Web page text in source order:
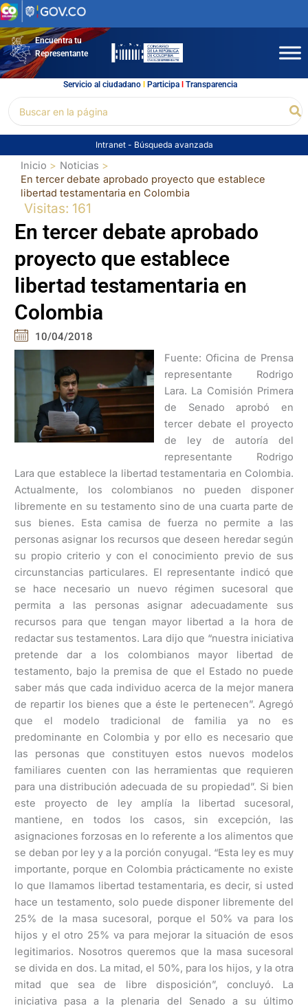
Ir
al
contenidoEncuentra tu
Representante
Servicio al ciudadano l Participal Transparencia
por:
Intranet - Búsqueda avanzada
Inicio
Noticias
En tercer debate aprobado proyecto que establece
libertad testamentaria en Colombia
Visitas: 161
En tercer debate aprobado
proyecto que establece
libertad testamentaria en
Colombia
10/04/2018
Fuente: Oficina de Prensa
representante Rodrigo
Lara. La Comisión Primera
de Senado aprobó en
tercer debate el proyecto
de ley de autoría del
representante Rodrigo
Lara que establece la libertad testamentaria en Colombia.
Actualmente, los colombianos no pueden disponer
libremente en su testamento sino de una cuarta parte de
sus bienes. Esta camisa de fuerza no permite a las
personas asignar los recursos que deseen heredar según
su propio criterio y con el conocimiento previo de sus
circunstancias particulares. El representante indicó que
se hace necesario un nuevo régimen sucesoral que
permita a las personas asignar adecuadamente sus
recursos para que tengan mayor libertad a la hora de
redactar sus testamentos. Lara dijo que “nuestra iniciativa
pretende dar a los colombianos mayor libertad de
testamento, bajo la premisa de que el Estado no puede
saber más que cada individuo acerca de la mejor manera
de repartir los bienes que a éste le pertenecen”. Agregó
que el modelo tradicional de familia ya no es
predominante en Colombia y por ello es necesario que
las personas que constituyen estos nuevos modelos
familiares cuenten con las herramientas que requieren
para una distribución adecuada de su propiedad”. Si bien
este proyecto de ley amplía la libertad sucesoral,
mantiene, en todos los casos, sin excepción, las
asignaciones forzosas en lo referente a los alimentos que
se deban por ley y a la porción conyugal. “Esta ley es muy
importante, porque en Colombia prácticamente no existe
lo que llamamos libertad testamentaria, es decir, si usted
hace un testamento, solo puede disponer libremente del
25% de la masa sucesoral, porque el 50% va para los
hijos y el otro 25% va para mejorar la situación de esos
legitimarios. Nosotros queremos que la masa sucesoral
se divida en dos. La mitad, el 50%, para los hijos, y la otra
mitad que sea de libre disposición”, concluyó. La
iniciativa pasa a la plenaria del Senado a su último